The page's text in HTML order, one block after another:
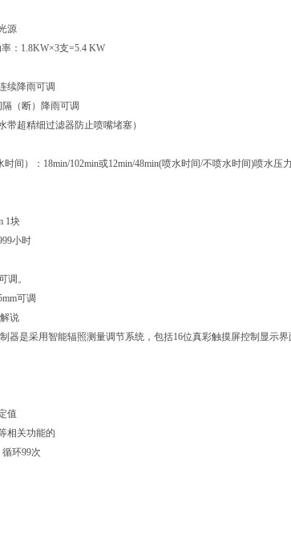
源
：1.8KW×3支=5.4 KW
续降雨可调
（断）降雨可调
带超精细过滤器防止喷嘴堵塞）
间）：18min/102min或12min/48min(喷水时间/不喷水时间)喷水压
1块
小时
调。
可调
说
器是采用智能辐照测量调节系统，包括16位真彩触摸屏控制显示
值
相关功能的
环99次